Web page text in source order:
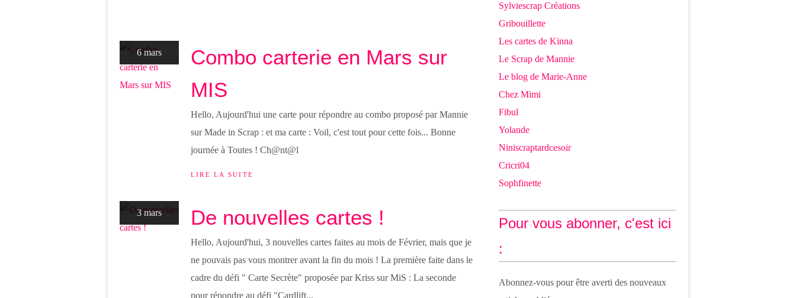
6 mars
Combo carterie en Mars sur
MIS
Hello, Aujourd'hui une carte pour répondre au combo proposé par Mannie
sur Made in Scrap : et ma carte : Voil, c'est tout pour cette fois... Bonne
journée à Toutes ! Ch@nt@l
LIRE LA SUITE
3 mars De nouvelles cartes !
Hello, Aujourd'hui, 3 nouvelles cartes faites au mois de Février, mais que je
ne pouvais pas vous montrer avant la fin du mois ! La première faite dans le
cadre du défi " Carte Secrète" proposée par Kriss sur MiS : La seconde
pour répondre au défi "Cardlift...
Sylviescrap Créations
Gribouillette
Les cartes de Kinna
Le Scrap de Mannie
Le blog de Marie-Anne
Chez Mimi
Fibul
Yolande
Niniscraptardcesoir
Cricri04
Sophfinette
Pour vous abonner, c'est ici
:
Abonnez-vous pour être averti des nouveaux